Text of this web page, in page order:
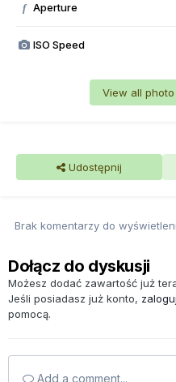
f Aperture
ISO Speed
View all photo
Udostępnij
Brak komentarzy do
Dołącz do dyskusji
Możesz dodać zawartość już
Jeśli posiadasz już konto,
pomocą.
Add a comment...